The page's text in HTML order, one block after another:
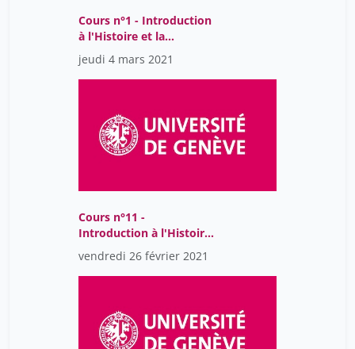
Cours n°1 - Introduction
à l'Histoire et la
philosophie des sciences
jeudi 4 mars 2021
Cours n°11 -
Introduction à l'Histoire
et la philosophie des
sciences
vendredi 26 février 2021